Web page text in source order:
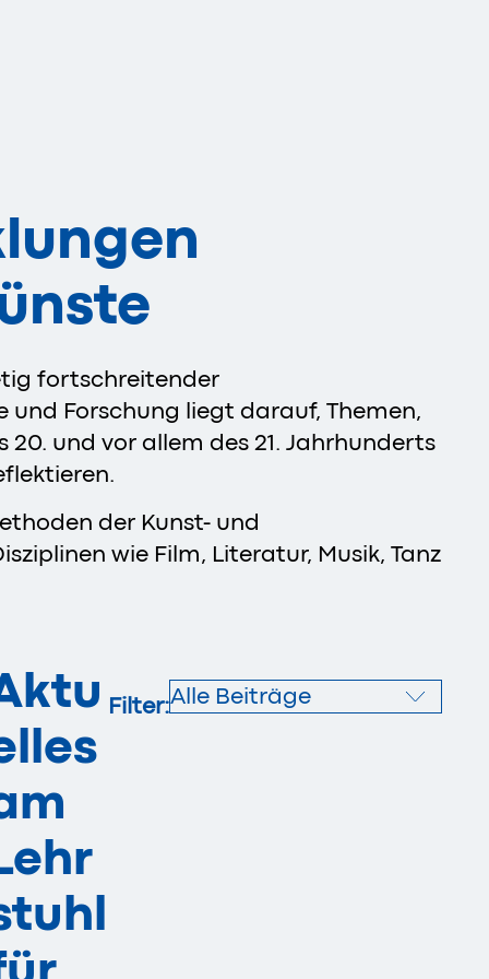
fortschreitender
Forschung liegt darauf, Themen,
und vor allem des 21. Jahrhunderts
der Kunst- und
wie Film, Literatur, Musik, Tanz
Filter:Alle Beiträge